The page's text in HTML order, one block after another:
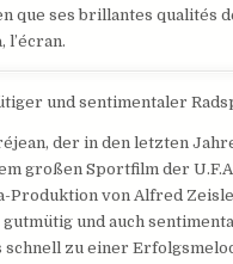
que ses brillantes qualités
l’écran.
und sentimentaler
der in den letzten
großen Sportfilm der
Produktion von Alfred
und auch
schnell zu einer